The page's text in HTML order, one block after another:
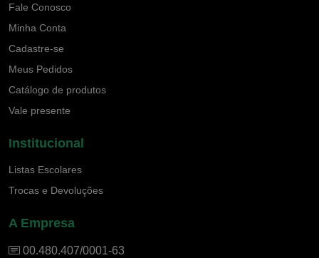
Fale Conosco
Minha Conta
Cadastre-se
Meus Pedidos
Catálogo de produtos
Vale presente
Institucional
Listas Escolares
Trocas e Devoluções
A Empresa
00.480.407/0001-63